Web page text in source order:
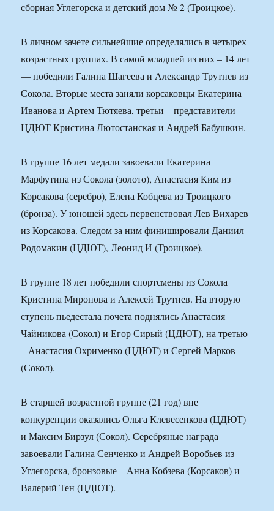
сборная Углегорска и детский дом № 2 (Троицкое).
В личном зачете сильнейшие определялись в четырех
возрастных группах. В самой младшей из них – 14 лет
— победили Галина Шагеева и Александр Трутнев из
Сокола. Вторые места заняли корсаковцы Екатерина
Иванова и Артем Тютяева, третьи – представители
ЦДЮТ Кристина Лютостанская и Андрей Бабушкин.
В группе 16 лет медали завоевали Екатерина
Марфутина из Сокола (золото), Анастасия Ким из
Корсакова (серебро), Елена Кобцева из Троицкого
(бронза). У юношей здесь первенствовал Лев Вихарев
из Корсакова. Следом за ним финишировали Даниил
Родомакин (ЦДЮТ), Леонид И (Троицкое).
В группе 18 лет победили спортсмены из Сокола
Кристина Миронова и Алексей Трутнев. На вторую
ступень пьедестала почета поднялись Анастасия
Чайникова (Сокол) и Егор Сирый (ЦДЮТ), на третью
– Анастасия Охрименко (ЦДЮТ) и Сергей Марков
(Сокол).
В старшей возрастной группе (21 год) вне
конкуренции оказались Ольга Клевесенкова (ЦДЮТ)
и Максим Бирзул (Сокол). Серебряные награда
завоевали Галина Сенченко и Андрей Воробьев из
Углегорска, бронзовые – Анна Кобзева (Корсаков) и
Валерий Тен (ЦДЮТ).